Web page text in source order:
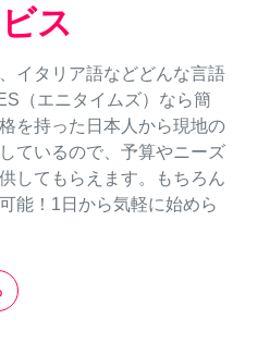
ス
イタリア語などどんな言語
（エニタイムズ）なら簡
を持った日本人から現地の
ているので、予算やニーズ
してもらえます。もちろん
能！1日から気軽に始めら